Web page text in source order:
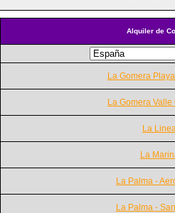
Alquiler de
La Gomera
La Gomera Valle
La
La
La Palma -
La Palma -